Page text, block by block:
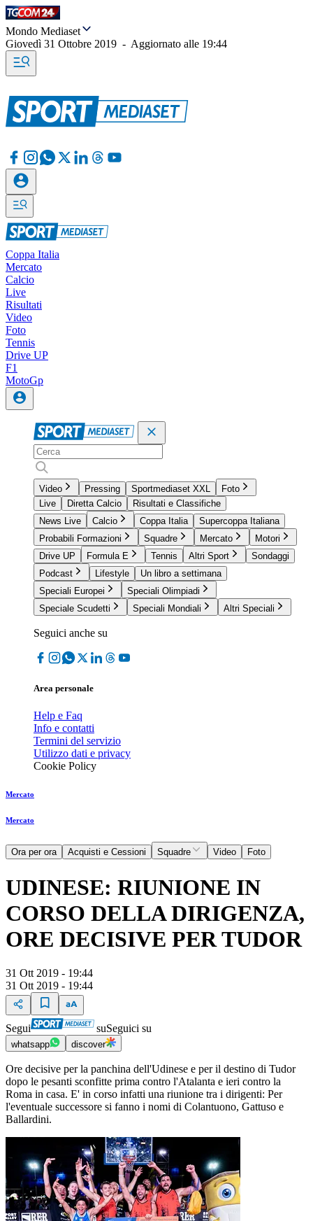
Mondo Mediaset
Giovedì 31 Ottobre 2019 - Aggiornato alle 19:44
Coppa Italia
Mercato
Calcio
Live
Risultati
Video
Foto
Tennis
Drive UP
F1
MotoGp
Video Pressing Sportmediaset XXL
Foto
Live
Diretta Calcio
Risultati e Classifiche
News Live
Calcio Coppa Italia
Supercoppa Italiana
Probabili Formazioni
Squadre Mercato
Motori
Drive UP
Formula E Tennis Altri Sport
Sondaggi
Podcast
Lifestyle
Un libro a settimana
Speciali Europei
Speciali Olimpiadi
Speciale Scudetti
Speciali Mondiali Altri Speciali
Seguici anche su
Area personale
Help e Faq
Info e contatti
Termini del servizio
Utilizzo dati e privacy
Cookie Policy
Mercato
Mercato
Ora per ora Acquisti e Cessioni Squadre Video Foto
UDINESE: RIUNIONE IN
CORSO DELLA DIRIGENZA,
ORE DECISIVE PER TUDOR
31 Ott 2019 - 19:44
31 Ott 2019 - 19:44
Segui suSeguici su
whatsapp discover
Ore decisive per la panchina dell'Udinese e per il destino di Tudor
dopo le pesanti sconfitte prima contro l'Atalanta e ieri contro la
Roma in casa. E' in corso infatti una riunione tra i dirigenti: Per
l'eventuale successore si fanno i nomi di Colantuono, Gattuso e
Ballardini.